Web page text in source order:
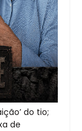
do tio;
de